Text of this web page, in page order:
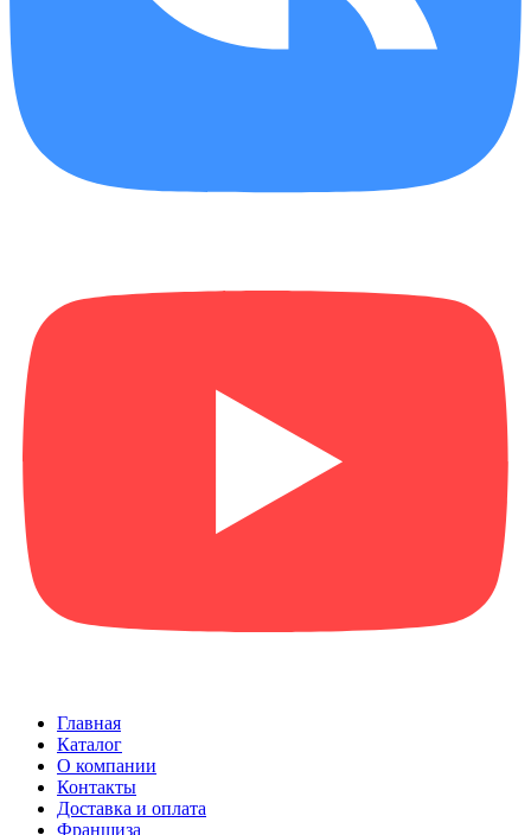
Главная
Каталог
О компании
Контакты
Доставка и оплата
Франшиза